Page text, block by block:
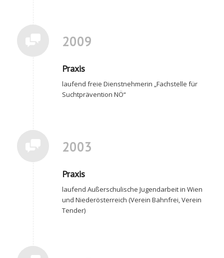
2009
Praxis
laufend freie Dienstnehmerin „Fachstelle für
Suchtprävention NÖ“
2003
Praxis
laufend Außerschulische Jugendarbeit in Wien
und Niederösterreich (Verein Bahnfrei, Verein
Tender)